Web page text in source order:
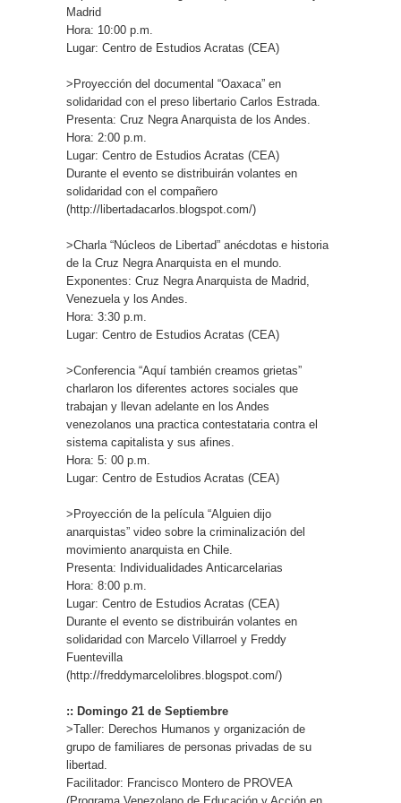
Madrid
Hora: 10:00 p.m.
Lugar: Centro de Estudios Acratas (CEA)
>Proyección del documental “Oaxaca” en
solidaridad con el preso libertario Carlos Estrada.
Presenta: Cruz Negra Anarquista de los Andes.
Hora: 2:00 p.m.
Lugar: Centro de Estudios Acratas (CEA)
Durante el evento se distribuirán volantes en
solidaridad con el compañero
(http://libertadacarlos.blogspot.com/)
>Charla “Núcleos de Libertad” anécdotas e historia
de la Cruz Negra Anarquista en el mundo.
Exponentes: Cruz Negra Anarquista de Madrid,
Venezuela y los Andes.
Hora: 3:30 p.m.
Lugar: Centro de Estudios Acratas (CEA)
>Conferencia “Aquí también creamos grietas”
charlaron los diferentes actores sociales que
trabajan y llevan adelante en los Andes
venezolanos una practica contestataria contra el
sistema capitalista y sus afines.
Hora: 5: 00 p.m.
Lugar: Centro de Estudios Acratas (CEA)
>Proyección de la película “Alguien dijo
anarquistas” video sobre la criminalización del
movimiento anarquista en Chile.
Presenta: Individualidades Anticarcelarias
Hora: 8:00 p.m.
Lugar: Centro de Estudios Acratas (CEA)
Durante el evento se distribuirán volantes en
solidaridad con Marcelo Villarroel y Freddy
Fuentevilla
(http://freddymarcelolibres.blogspot.com/)
:: Domingo 21 de Septiembre
>Taller: Derechos Humanos y organización de
grupo de familiares de personas privadas de su
libertad.
Facilitador: Francisco Montero de PROVEA